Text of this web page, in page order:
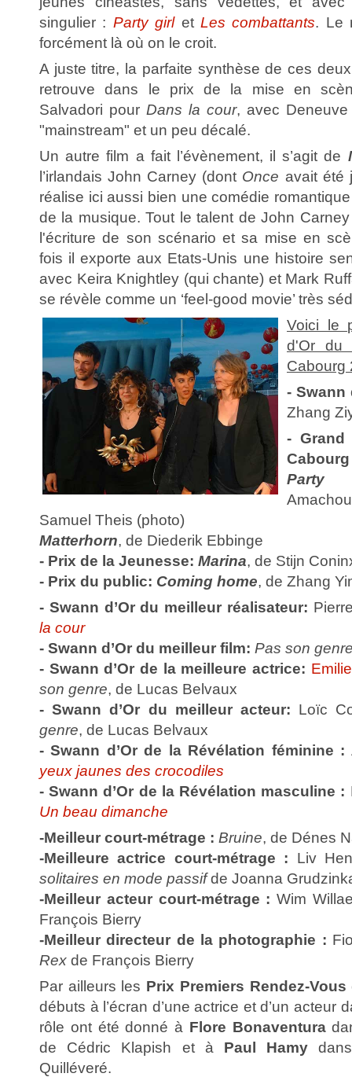
singulier : Party girl etLes combattants. Le
forcément là où on le croit.
A juste titre, la parfaite synthèse de ces
retrouve dans le prix de la mise en
Salvadori pour Dans la cour, avec
"mainstream" et un peu décalé.
Un autre film a fait l’évènement, il s’agit de
l’irlandais John Carney (dont Once avait été
réalise ici aussi bien une comédie romantique
de la musique. Tout le talent de John
l'écriture de son scénario et sa mise en
fois il exporte aux Etats-Unis une histoire
avec Keira Knightley (qui chante) et Mark
se révèle comme un ‘feel-good movie’ très
Voici le
d'Or du
Cabourg
- Swann
Zhang
- Grand
Party
Samuel Theis (photo)
Matterhorn, de Diederik Ebbinge
- Prix de la Jeunesse: Marina, de Stijn
- Prix du public: Coming home, de Zhang
- Swann d’Or du meilleur réalisateur:
la cour
- Swann d’Or du meilleur film: Pas son
- Swann d’Or de la meilleure actrice:
son genre, de Lucas Belvaux
- Swann d’Or du meilleur acteur: Loïc
genre, de Lucas Belvaux
- Swann d’Or de la Révélation féminine :
yeux jaunes des crocodiles
- Swann d’Or de la Révélation masculine :
Un beau dimanche
-Meilleur court-métrage : Bruine, de Dénes
-Meilleure actrice court-métrage : Liv
solitaires en mode passifde Joanna
-Meilleur acteur court-métrage : Wim
François Bierry
-Meilleur directeur de la photographie :
Rex de François Bierry
Par ailleurs les Prix Premiers Rendez-Vous
débuts à l’écran d’une actrice et d’un acteur
rôle ont été donné à Flore Bonaventura
de Cédric Klapish et à Paul Hamy
Quilléveré.